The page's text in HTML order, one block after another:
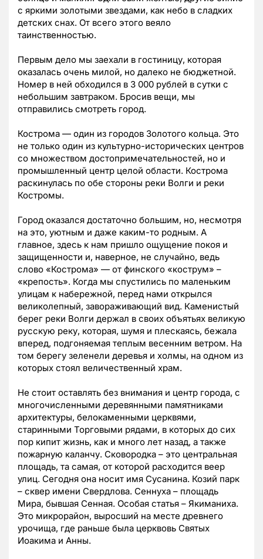
с яркими золотыми звездами, как небо в сладких
детских снах. От всего этого веяло
таинственностью.
Первым дело мы заехали в гостиницу, которая
оказалась очень милой, но далеко не бюджетной.
Номер в ней обходился в 3 000 рублей в сутки с
небольшим завтраком. Бросив вещи, мы
отправились смотреть город.
Кострома — один из городов Золотого кольца. Это
не только один из культурно-исторических центров
со множеством достопримечательностей, но и
промышленный центр целой области. Кострома
раскинулась по обе стороны реки Волги и реки
Костромы.
Город оказался достаточно большим, но, несмотря
на это, уютным и даже каким-то родным. А
главное, здесь к нам пришло ощущение покоя и
защищенности и, наверное, не случайно, ведь
слово «Кострома» — от финского «кострум» –
«крепость». Когда мы спустились по маленьким
улицам к набережной, перед нами открылся
великолепный, завораживающий вид. Каменистый
берег реки Волги держал в своих объятьях великую
русскую реку, которая, шумя и плескаясь, бежала
вперед, подгоняемая теплым весенним ветром. На
том берегу зеленели деревья и холмы, на одном из
которых стоял величественный храм.
Не стоит оставлять без внимания и центр города, с
многочисленными деревянными памятниками
архитектуры, белокаменными церквями,
старинными Торговыми рядами, в которых до сих
пор кипит жизнь, как и много лет назад, а также
пожарную каланчу. Сковородка – это центральная
площадь, та самая, от которой расходится веер
улиц. Сегодня она носит имя Сусанина. Козий парк
– сквер имени Свердлова. Сеннуха – площадь
Мира, бывшая Сенная. Особая статья – Якиманиха.
Это микрорайон, выросший на месте древнего
урочища, где раньше была церквовь Святых
Иоакима и Анны.